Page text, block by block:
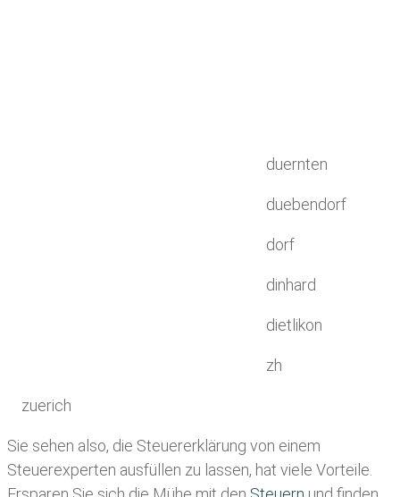
duernten
duebendorf
dorf
dinhard
dietlikon
zh
zuerich
Sie sehen also, die Steuererklärung von einem
Steuerexperten ausfüllen zu lassen, hat viele Vorteile.